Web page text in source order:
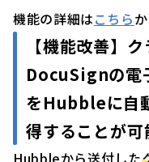
機能の詳細はこちら
【機能改善】 ク
DocuSignの電
をHubbleに自
得することが可